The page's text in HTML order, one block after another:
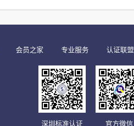
会员之家 专业服务 认证联盟
官方微信
深圳标准认证